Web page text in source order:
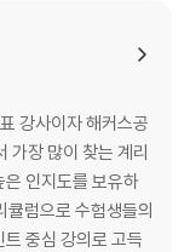
주었으며, 지금도 열
, 최혜원, 김나연, 김현,
지현, 하윤상, 박우영,
예담, 김민지, 이승학,
들이 본인의 꿈을 이
강사이자 해커스공
가장 많이 찾는 계리
은 인지도를 보유하
큘럼으로 수험생들의
중심 강의로 고득